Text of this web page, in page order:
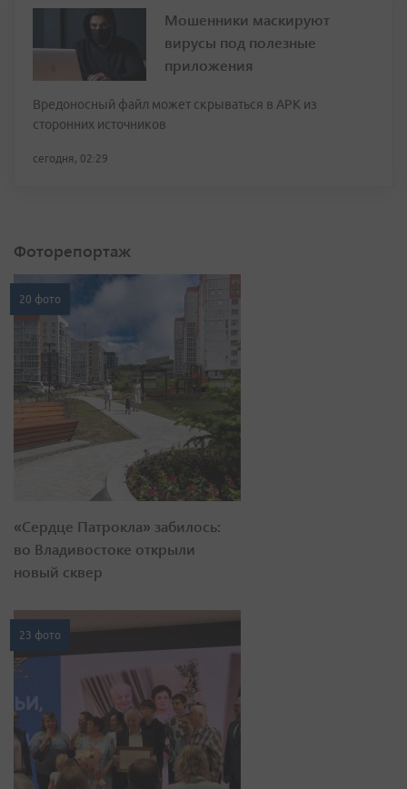
Мошенники маскируют
вирусы под полезные
приложения
Вредоносный файл может скрываться в APK из
сторонних источников
сегодня, 02:29
Фоторепортаж
20 фото
«Сердце Патрокла» забилось:
во Владивостоке открыли
новый сквер
23 фото